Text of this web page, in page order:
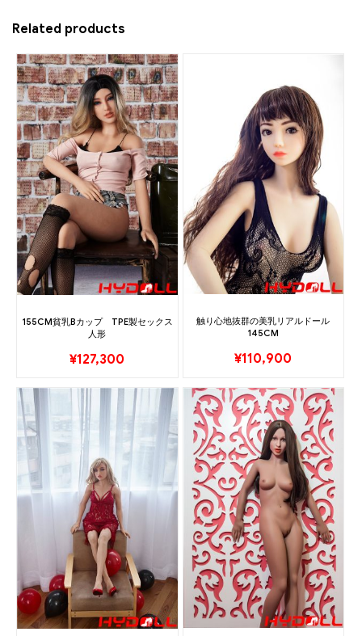
Related products
155CM貧乳Bカップ TPE製セックス
人形
¥127,300
触り心地抜群の美乳リアルドール
145CM
¥110,900